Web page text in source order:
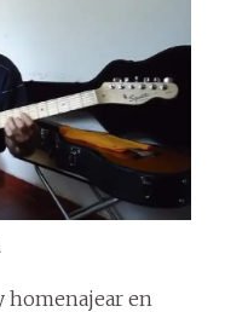
homenajear en